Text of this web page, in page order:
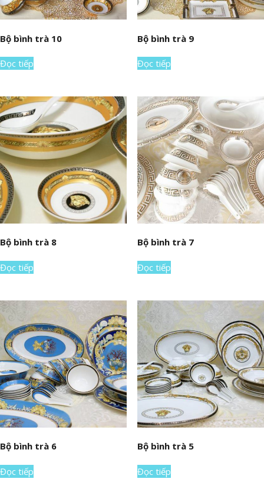
Bộ bình trà 10
Đọc tiếp
Bộ bình trà 9
Đọc tiếp
Bộ bình trà 8
Đọc tiếp
Bộ bình trà 7
Đọc tiếp
Bộ bình trà 6
Đọc tiếp
Bộ bình trà 5
Đọc tiếp